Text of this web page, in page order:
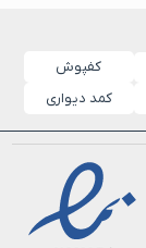
کفپوش
کمد دیواری